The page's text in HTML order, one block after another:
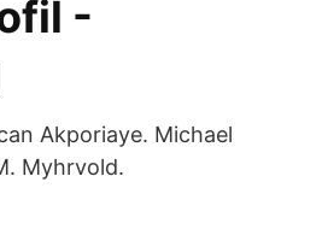
-
Akporiaye. Michael
Myhrvold.